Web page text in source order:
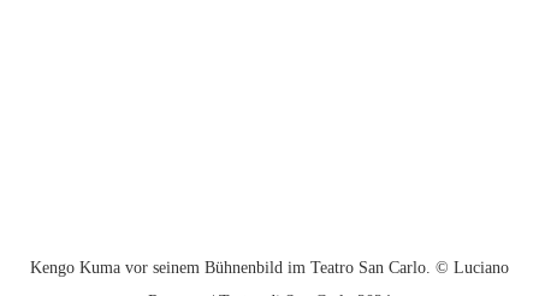
Kengo Kuma vor seinem Bühnenbild im Teatro San Carlo. © Luciano